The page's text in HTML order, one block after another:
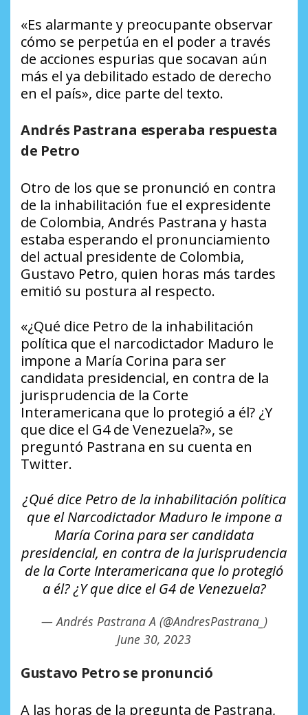
«Es alarmante y preocupante observar
cómo se perpetúa en el poder a través
de acciones espurias que socavan aún
más el ya debilitado estado de derecho
en el país», dice parte del texto.
Andrés Pastrana esperaba respuesta
de Petro
Otro de los que se pronunció en contra
de la inhabilitación fue el expresidente
de Colombia, Andrés Pastrana y hasta
estaba esperando el pronunciamiento
del actual presidente de Colombia,
Gustavo Petro, quien horas más tardes
emitió su postura al respecto.
«¿Qué dice Petro de la inhabilitación
política que el narcodictador Maduro le
impone a María Corina para ser
candidata presidencial, en contra de la
jurisprudencia de la Corte
Interamericana que lo protegió a él? ¿Y
que dice el G4 de Venezuela?», se
preguntó Pastrana en su cuenta en
Twitter.
¿Qué dice Petro de la inhabilitación política
que el Narcodictador Maduro le impone a
María Corina para ser candidata
presidencial, en contra de la jurisprudencia
de la Corte Interamericana que lo protegió
a él? ¿Y que dice el G4 de Venezuela?
— Andrés Pastrana A (@AndresPastrana_)
June 30, 2023
Gustavo Petro se pronunció
A las horas de la pregunta de Pastrana,